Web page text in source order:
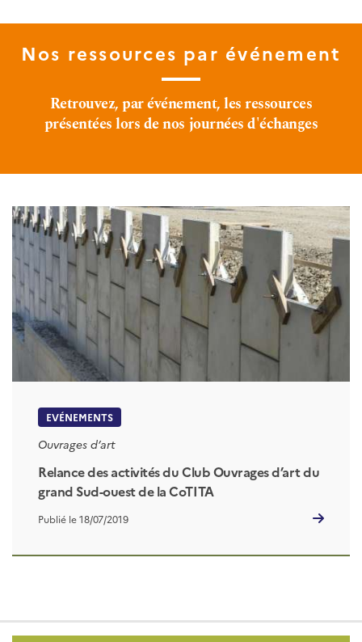
Nos ressources par événement
Retrouvez, par événement, les ressources
présentées lors de nos journées d'échanges
EVÉNEMENTS
Ouvrages d’art
Relance des activités du Club Ouvrages d’art du
grand Sud-ouest de la CoTITA
Publié le 18/07/2019
Pied